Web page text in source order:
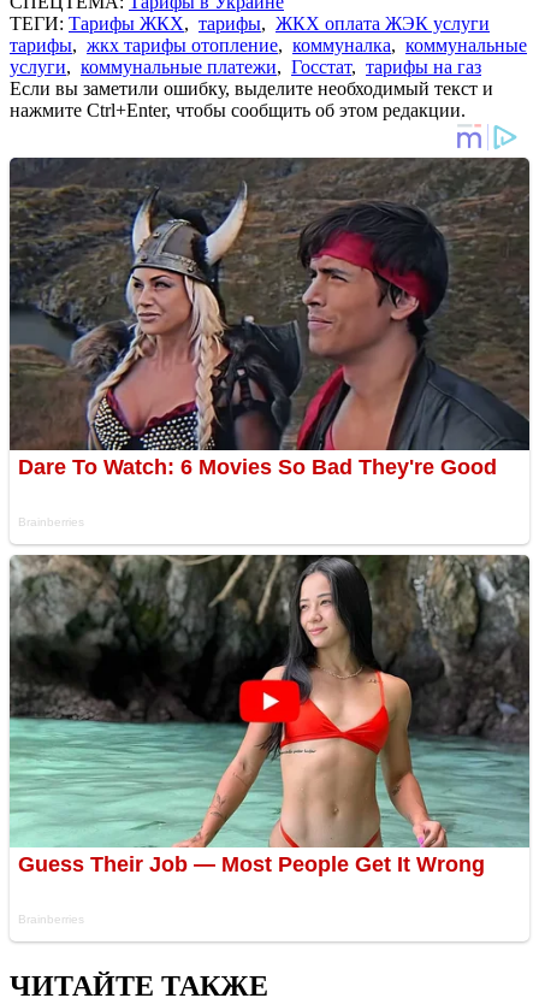
ТЕГИ: Тарифы ЖКХ, тарифы, ЖКХ оплата ЖЭК услуги
тарифы, жкх тарифы отопление, коммуналка, коммунальные
услуги, коммунальные платежи, Госстат, тарифы на газ
Если вы заметили ошибку, выделите необходимый текст и
нажмите Ctrl+Enter, чтобы сообщить об этом редакции.
ЧИТАЙТЕ ТАКЖЕ